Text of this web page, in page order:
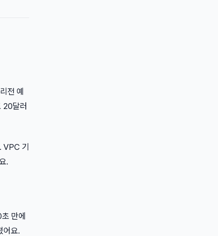
전 예
20달러
VPC 기
.
만에
어요.